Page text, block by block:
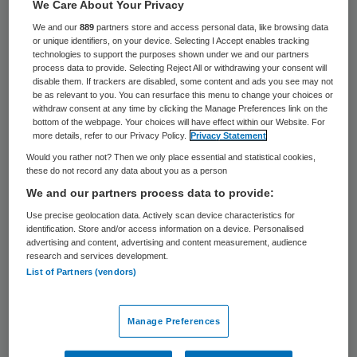
Maria Molenaar treedt op 16 juli terug als lid
van de raad van bestuur van de Rijnland
Zorggroep. Dit gebeurt in goed overleg met
de raad van toezicht.
Maria Molenaar
Molenaar maakte sinds 2007 deel uit van de
raad van bestuur van deRijnland
Zorggroep. Zij was verantwoordelijk voor de
sector Verpleging en Verzorging.
We Care About Your Privacy
We and our889 partners store and access personal data, like browsing data
or unique identifiers, on your device. Selecting I Accept enables tracking
technologies to support the purposes shown under we and our partners
process data to provide. Selecting Reject All or withdrawing your consent will
disable them. If trackers are disabled, some content and ads you see may not
be as relevant to you. You can resurface this menu to change your choices or
withdraw consent at any time by clicking the Manage Preferences link on the
bottom of the webpage. Your choices will have effect within our Website. For
more details, refer to our Privacy Policy.
Privacy Statement
Would you rather not? Then we only place essential and statistical cookies,
these do not record any data about you as a person
We and our partners process data to provide:
Use precise geolocation data. Actively scan device characteristics for
identification. Store and/or access information on a device. Personalised
advertising and content, advertising and content measurement, audience
research and services development.
List of Partners (vendors)
Manage Preferences